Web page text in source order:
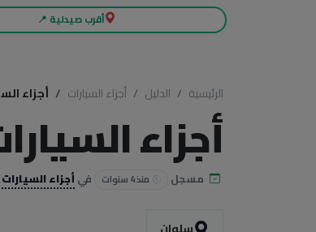
أقرب صيدلية 📍
الرئيسية الدليل أجزاء السيارات أجزاء
أجزاء
مسجل منذ 4 سنوات في أجزاء السيارات